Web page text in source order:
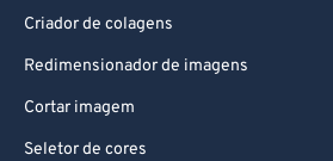
Criador de colagens
Redimensionador de imagens
Cortar imagem
Seletor de cores